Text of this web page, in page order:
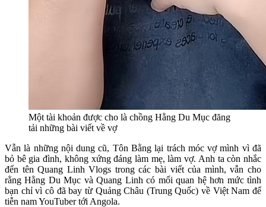
Một tài khoản được cho là chồng Hằng Du Mục đăng
tải những bài viết về vợ
Vẫn là những nội dung cũ, Tôn Bằng lại trách móc vợ mình vì đã
bỏ bê gia đình, không xứng đáng làm mẹ, làm vợ. Anh ta còn nhắc
đến tên Quang Linh Vlogs trong các bài viết của mình, vẫn cho
rằng Hằng Du Mục và Quang Linh có mối quan hệ hơn mức tình
bạn chỉ vì cô đã bay từ Quảng Châu (Trung Quốc) về Việt Nam để
tiễn nam YouTuber tới Angola.